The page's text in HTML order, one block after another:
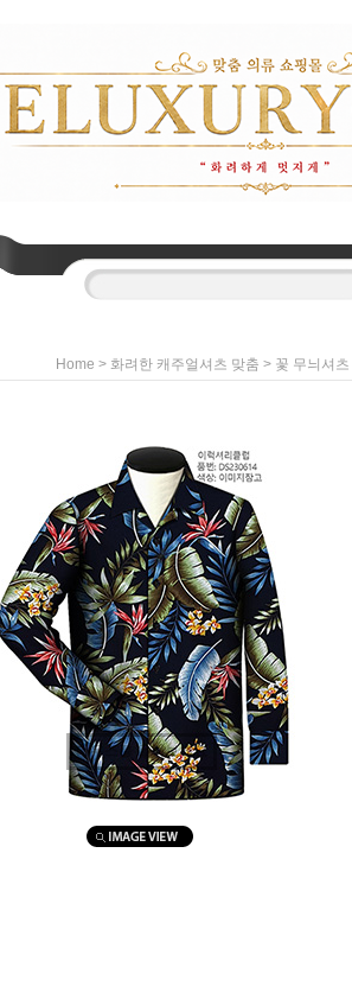
Home > 화려한 캐주얼셔츠 맞춤 > 꽃 무늬셔츠
마우스를 올려보세요